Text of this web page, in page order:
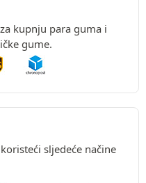
kupnju para guma i
gume.
sljedeće načine